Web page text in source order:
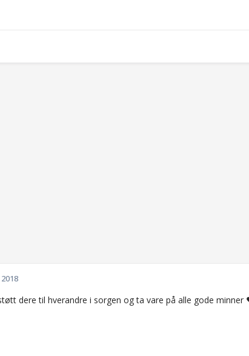
dere til hverandre i sorgen og ta vare på alle gode minner